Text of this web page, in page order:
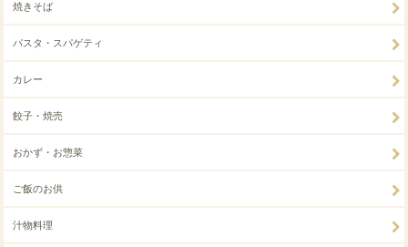
焼きそば
パスタ・スパゲティ
カレー
餃子・焼売
おかず・お惣菜
ご飯のお供
汁物料理